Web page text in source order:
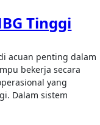
Tinggi
bekerja secara
yang
Dalam sistem